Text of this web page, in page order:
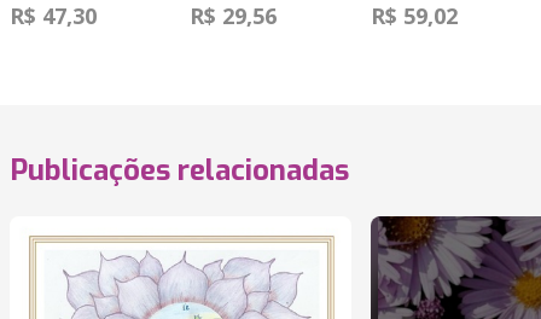
R$ 47,30 R$ 29,56 R$ 59,02
Publicações relacionadas